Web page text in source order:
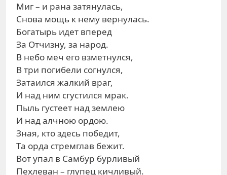
Миг – и рана затянулась,
Снова мощь к нему вернулась.
Богатырь идет вперед
За Отчизну, за народ.
В небо меч его взметнулся,
В три погибели согнулся,
Затаился жалкий враг,
И над ним сгустился мрак.
Пыль густеет над землею
И над алчною ордою.
Зная, кто здесь победит,
Та орда стремглав бежит.
Вот упал в Самбур бурливый
Пехлеван – глупец кичливый.